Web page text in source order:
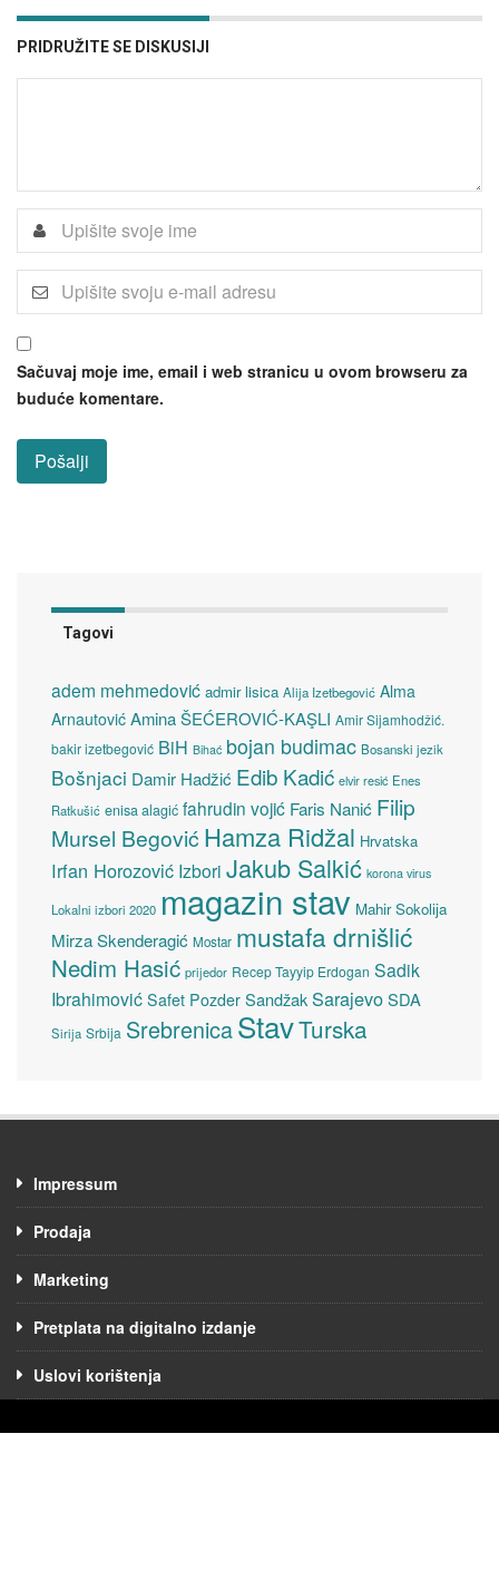
PRIDRUŽITE SE DISKUSIJI
Sačuvaj moje ime, email i web stranicu u ovom browseru za
buduće komentare.
Tagovi
adem mehmedović admir lisica Alija Izetbegović Alma
Arnautović Amina ŠEĆEROVIĆ-KAŞLI Amir Sijamhodžić.
bakir izetbegović BiH Bihać bojan budimac Bosanski jezik
Bošnjaci Damir Hadžić Edib Kadić elvir resić Enes
Ratkušić enisa alagić fahrudin vojić Faris Nanić Filip
Mursel Begović Hamza Ridžal Hrvatska
Irfan Horozović Izbori Jakub Salkić korona virus
Lokalni izbori 2020 magazin stav Mahir Sokolija
Mirza Skenderagić Mostar mustafa drnišlić
Nedim Hasić prijedor Recep Tayyip Erdogan Sadik
Ibrahimović Safet Pozder SandžakSarajevoSDA
Sirija Srbija SrebrenicaStavTurska
Impressum
Prodaja
Marketing
Pretplata na digitalno izdanje
Uslovi korištenja